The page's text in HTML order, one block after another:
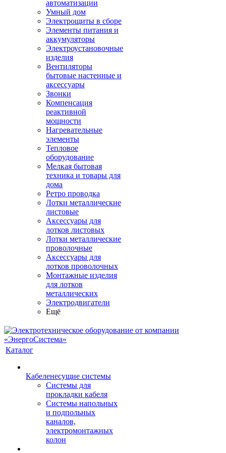
автоматизации
Умный дом
Электрощиты в сборе
Элементы питания и
аккумуляторы
Электроустановочные
изделия
Вентиляторы
бытовые настенные и
аксессуары
Звонки
Компенсация
реактивной
мощности
Нагревательные
элементы
Тепловое
оборудование
Мелкая бытовая
техника и товары для
дома
Ретро проводка
Лотки металлические
листовые
Аксессуары для
лотков листовых
Лотки металлические
проволочные
Аксессуары для
лотков проволочных
Монтажные изделия
для лотков
металлических
Электродвигатели
Ещё
Каталог
Кабеленесущие системы
Системы для
прокладки кабеля
Системы напольных
и подпольных
каналов,
электромонтажных
колон